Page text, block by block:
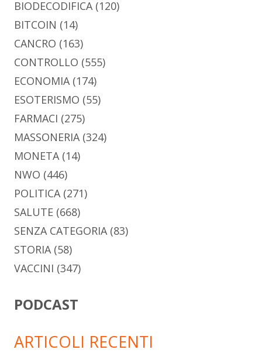
BIODECODIFICA (120)
BITCOIN (14)
CANCRO (163)
CONTROLLO (555)
ECONOMIA (174)
ESOTERISMO (55)
FARMACI (275)
MASSONERIA (324)
MONETA (14)
NWO (446)
POLITICA (271)
SALUTE (668)
SENZA CATEGORIA (83)
STORIA (58)
VACCINI (347)
PODCAST
ARTICOLI RECENTI